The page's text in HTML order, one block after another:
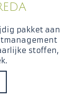
pakket aan
stoffen,